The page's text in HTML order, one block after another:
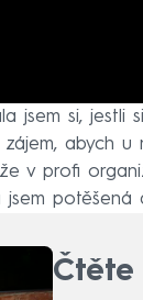
jsem si, jestli
abych u
v profi
potěšená